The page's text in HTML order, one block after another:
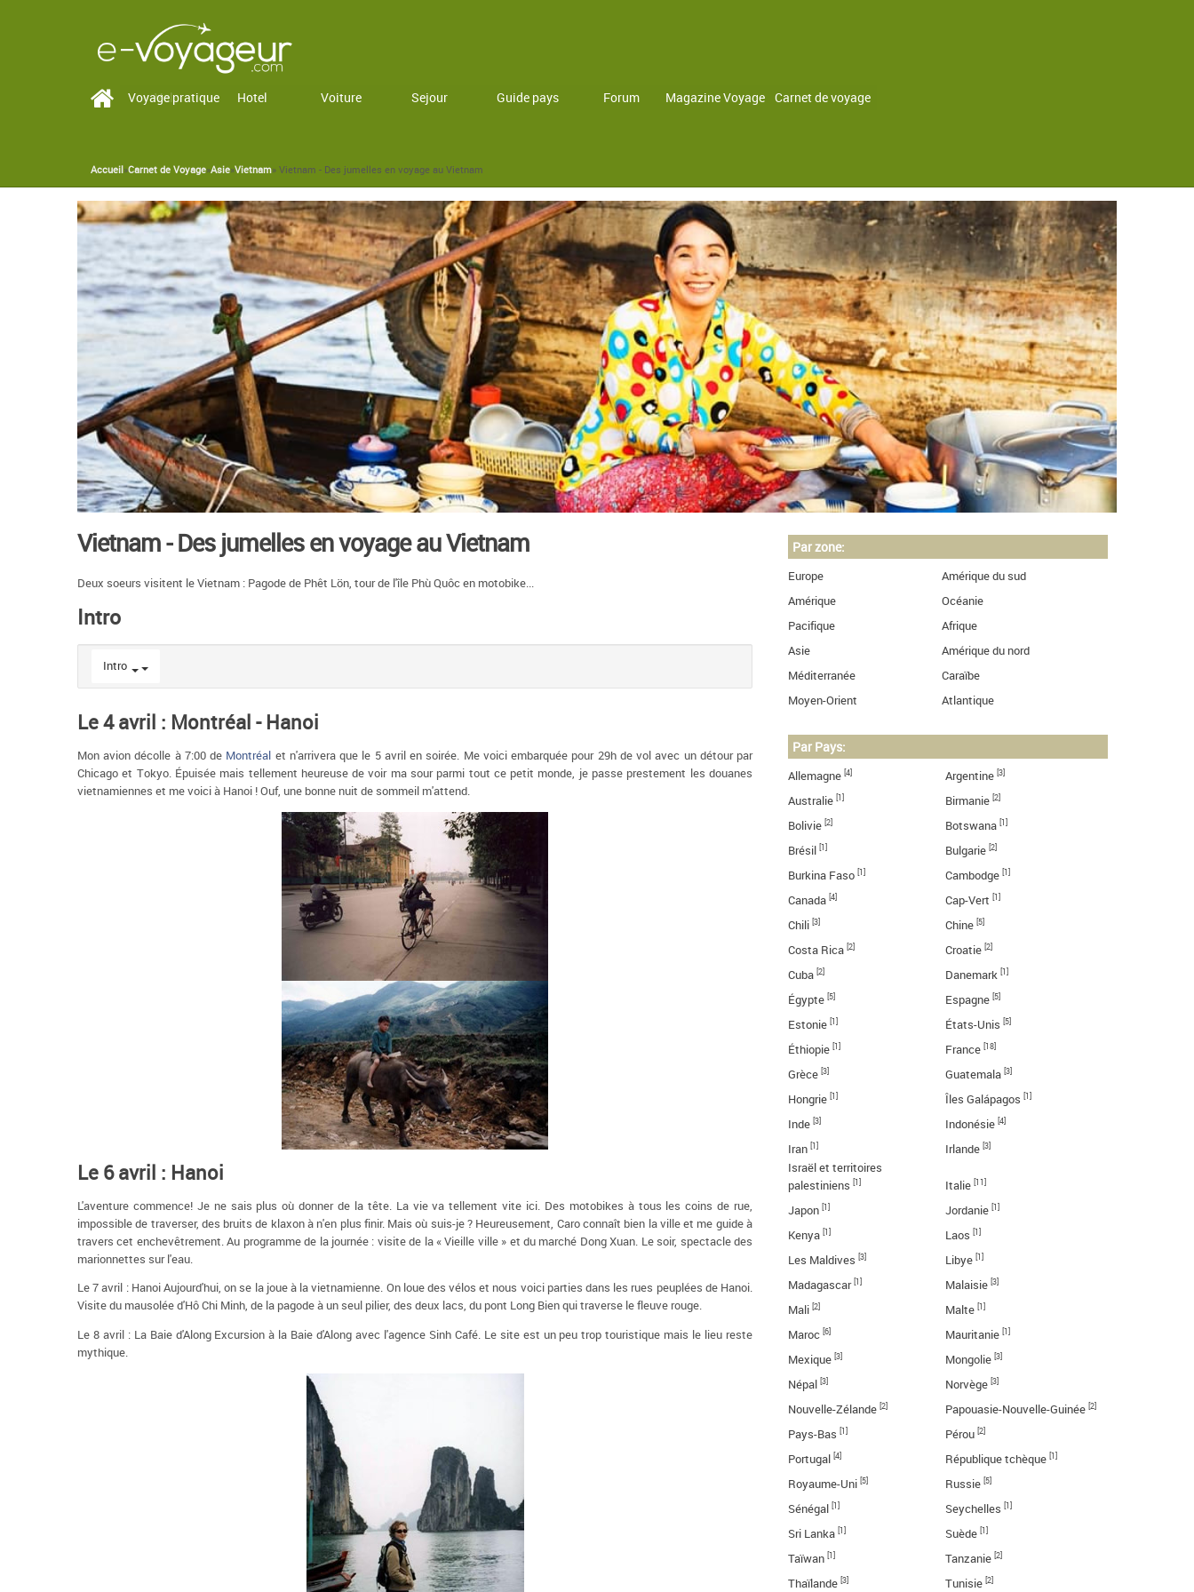
Vol Hotel Voiture Sejour Guide pays Forum Magazine Voyage Carnet de voyage
Voyage pratique
You are here
Accueil»Carnet de Voyage»Asie»Vietnam» Vietnam - Des jumelles en voyage au Vietnam
Vietnam - Des jumelles en voyage au Vietnam
Deux soeurs visitent le Vietnam : Pagode de Phêt Lön, tour de l'île Phù Quôc en motobike...
Intro
Intro
Le 4 avril : Montréal - Hanoi
Mon avion décolle à 7:00 de Montréal et n'arrivera que le 5 avril en soirée. Me voici embarquée pour 29h de vol avec un détour par
Chicago et Tokyo. Épuisée mais tellement heureuse de voir ma sour parmi tout ce petit monde, je passe prestement les douanes
vietnamiennes et me voici à Hanoi ! Ouf, une bonne nuit de sommeil m'attend.
Le 6 avril : Hanoi
L'aventure commence! Je ne sais plus où donner de la tête. La vie va tellement vite ici. Des motobikes à tous les coins de rue,
impossible de traverser, des bruits de klaxon à n'en plus finir. Mais où suis-je ? Heureusement, Caro connaît bien la ville et me guide à
travers cet enchevêtrement. Au programme de la journée : visite de la « Vieille ville » et du marché Dong Xuan. Le soir, spectacle des
marionnettes sur l'eau.
Le 7 avril : Hanoi Aujourd'hui, on se la joue à la vietnamienne. On loue des vélos et nous voici parties dans les rues peuplées de Hanoi.
Visite du mausolée d'Hô Chi Minh, de la pagode à un seul pilier, des deux lacs, du pont Long Bien qui traverse le fleuve rouge.
Le 8 avril : La Baie d'Along Excursion à la Baie d'Along avec l'agence Sinh Café. Le site est un peu trop touristique mais le lieu reste
mythique.
Par zone:
Europe
Amérique du sud
Amérique
Océanie
Pacifique
Afrique
Asie
Amérique du nord
Méditerranée
Caraïbe
Moyen-Orient
Atlantique
Par Pays:
Allemagne [4] Argentine [3]
Australie [1] Birmanie [2]
Bolivie [2] Botswana [1]
Brésil [1] Bulgarie [2]
Burkina Faso [1] Cambodge [1]
Canada [4] Cap-Vert [1]
Chili [3] Chine [5]
Costa Rica [2] Croatie [2]
Cuba [2] Danemark [1]
Égypte [5] Espagne [5]
Estonie [1] États-Unis [5]
Éthiopie [1] France [18]
Grèce [3] Guatemala [3]
Hongrie [1] Îles Galápagos [1]
Inde [3] Indonésie [4]
Iran [1] Irlande [3]
Israël et territoires
palestiniens [1] Italie [11]
Japon [1] Jordanie [1]
Kenya [1] Laos [1]
Les Maldives [3] Libye [1]
Madagascar [1] Malaisie [3]
Mali [2] Malte [1]
Maroc [6] Mauritanie [1]
Mexique [3] Mongolie [3]
Népal [3] Norvège [3]
Nouvelle-Zélande [2] Papouasie-Nouvelle-Guinée [2]
Pays-Bas [1] Pérou [2]
Portugal [4] République tchèque [1]
Royaume-Uni [5] Russie [5]
Sénégal [1] Seychelles [1]
Sri Lanka [1] Suède [1]
Taïwan [1] Tanzanie [2]
Thaïlande [3] Tunisie [2]